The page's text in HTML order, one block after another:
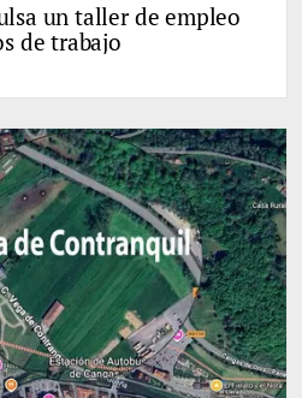
un taller de empleo
de trabajo